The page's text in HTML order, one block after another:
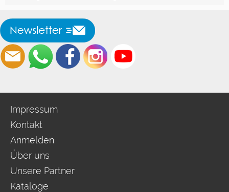
Impressum
Kontakt
Anmelden
Über uns
Unsere Partner
Kataloge